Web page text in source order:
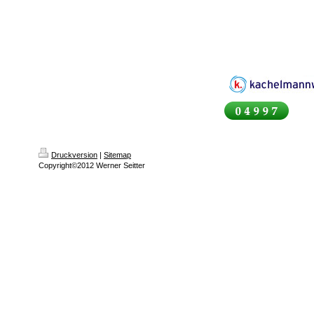
Druckversion | Sitemap
Copyright©2012 Werner Seitter